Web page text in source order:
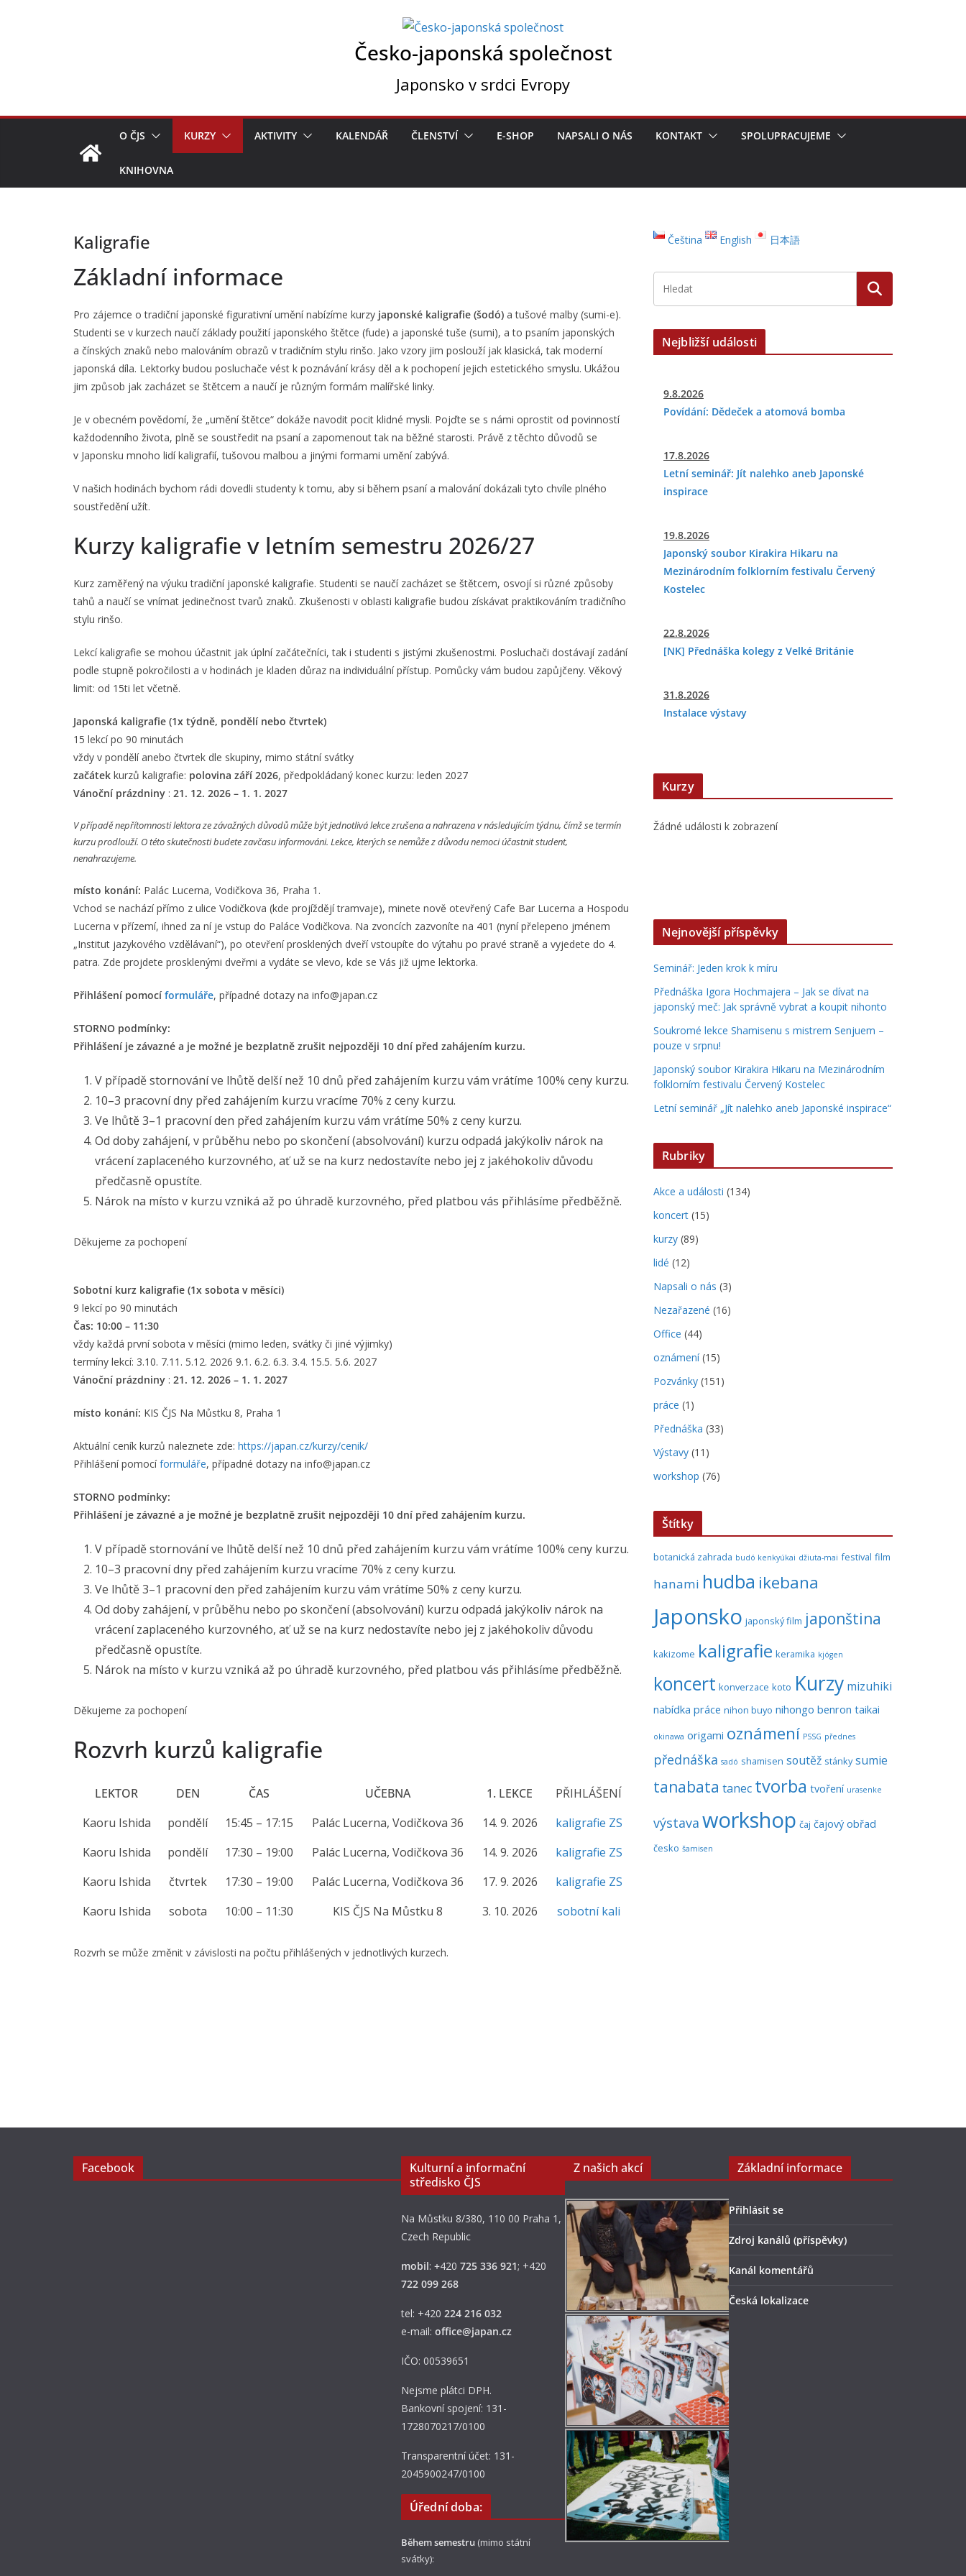
Česko-japonská společnost
Japonsko v srdci Evropy
O ČJS KURZY AKTIVITY KALENDÁŘ ČLENSTVÍ E-SHOP NAPSALI O NÁS KONTAKT SPOLUPRACUJEME
KNIHOVNA
Kaligrafie
Základní informace
Pro zájemce o tradiční japonské figurativní umění nabízíme kurzy japonské kaligrafie (šodó) a tušové malby (sumi-e).
Studenti se v kurzech naučí základy použití japonského štětce (fude) a japonské tuše (sumi), a to psaním japonských
a čínských znaků nebo malováním obrazů v tradičním stylu rinšo. Jako vzory jim poslouží jak klasická, tak moderní
japonská díla. Lektorky budou posluchače vést k poznávání krásy děl a k pochopení jejich estetického smyslu. Ukážou
jim způsob jak zacházet se štětcem a naučí je různým formám malířské linky.
Je v obecném povědomí, že „umění štětce“ dokáže navodit pocit klidné mysli. Pojďte se s námi oprostit od povinností
každodenního života, plně se soustředit na psaní a zapomenout tak na běžné starosti. Právě z těchto důvodů se
v Japonsku mnoho lidí kaligrafií, tušovou malbou a jinými formami umění zabývá.
V našich hodinách bychom rádi dovedli studenty k tomu, aby si během psaní a malování dokázali tyto chvíle plného
soustředění užít.
Kurzy kaligrafie v letním semestru 2026/27
Kurz zaměřený na výuku tradiční japonské kaligrafie. Studenti se naučí zacházet se štětcem, osvojí si různé způsoby
tahů a naučí se vnímat jedinečnost tvarů znaků. Zkušenosti v oblasti kaligrafie budou získávat praktikováním tradičního
stylu rinšo.
Lekcí kaligrafie se mohou účastnit jak úplní začátečníci, tak i studenti s jistými zkušenostmi. Posluchači dostávají zadání
podle stupně pokročilosti a v hodinách je kladen důraz na individuální přístup. Pomůcky vám budou zapůjčeny. Věkový
limit: od 15ti let včetně.
Japonská kaligrafie (1x týdně, pondělí nebo čtvrtek)
15 lekcí po 90 minutách
vždy v pondělí anebo čtvrtek dle skupiny, mimo státní svátky
začátek kurzů kaligrafie: polovina září 2026, předpokládaný konec kurzu: leden 2027
Vánoční prázdniny : 21. 12. 2026 – 1. 1. 2027
Vpřípaděnepřítomnosti lektoraze závažných důvodůmůže být jednotlivá lekce zrušena a nahrazena v následujícím týdnu, čímž se termín
kurzu prodlouží. O této skutečnosti budete zavčasu informováni. Lekce, kterých se nemůže z důvodu nemoci účastnit student,
nenahrazujeme.
místo konání: Palác Lucerna, Vodičkova 36, Praha 1.
Vchod se nachází přímo z ulice Vodičkova (kde projíždějí tramvaje), minete nově otevřený Cafe Bar Lucerna a Hospodu
Lucerna v přízemí, ihned za ní je vstup do Paláce Vodičkova. Na zvoncích zazvoníte na 401 (nyní přelepeno jménem
„Institut jazykového vzdělávaní“), po otevření prosklených dveří vstoupíte do výtahu po pravé straně a vyjedete do 4.
patra. Zde projdete prosklenými dveřmi a vydáte se vlevo, kde se Vás již ujme lektorka.
Přihlášení pomocí formuláře, případné dotazy na info@japan.cz
STORNO podmínky:
Přihlášení je závazné a je možné je bezplatně zrušit nejpozději 10 dní před zahájením kurzu.
V případě stornování ve lhůtě delší než 10 dnů před zahájením kurzu vám vrátíme 100% ceny kurzu.
10–3 pracovní dny před zahájením kurzu vracíme 70% z ceny kurzu.
Ve lhůtě 3–1 pracovní den před zahájením kurzu vám vrátíme 50% z ceny kurzu.
Od doby zahájení, v průběhu nebo po skončení (absolvování) kurzu odpadá jakýkoliv nárok na
vrácení zaplaceného kurzovného, ať už se na kurz nedostavíte nebo jej z jakéhokoliv důvodu
předčasně opustíte.
Nárok na místo v kurzu vzniká až po úhradě kurzovného, před platbou vás přihlásíme předběžně.
Děkujeme za pochopení
Sobotní kurz kaligrafie (1x sobota v měsíci)
9 lekcí po 90 minutách
Čas: 10:00 – 11:30
vždy každá první sobota v měsíci (mimo leden, svátky či jiné výjimky)
termíny lekcí: 3.10. 7.11. 5.12. 2026 9.1. 6.2. 6.3. 3.4. 15.5. 5.6. 2027
Vánoční prázdniny : 21. 12. 2026 – 1. 1. 2027
místo konání: KIS ČJS Na Můstku 8, Praha 1
Aktuální ceník kurzů naleznete zde: https://japan.cz/kurzy/cenik/
Přihlášení pomocíformuláře, případné dotazy na info@japan.cz
STORNO podmínky:
Přihlášení je závazné a je možné je bezplatně zrušit nejpozději 10 dní před zahájením kurzu.
V případě stornování ve lhůtě delší než 10 dnů před zahájením kurzu vám vrátíme 100% ceny kurzu.
10–3 pracovní dny před zahájením kurzu vracíme 70% z ceny kurzu.
Ve lhůtě 3–1 pracovní den před zahájením kurzu vám vrátíme 50% z ceny kurzu.
Od doby zahájení, v průběhu nebo po skončení (absolvování) kurzu odpadá jakýkoliv nárok na
vrácení zaplaceného kurzovného, ať už se na kurz nedostavíte nebo jej z jakéhokoliv důvodu
předčasně opustíte.
Nárok na místo v kurzu vzniká až po úhradě kurzovného, před platbou vás přihlásíme předběžně.
Děkujeme za pochopení
Rozvrh kurzů kaligrafie
LEKTOR DEN ČAS UČEBNA 1. LEKCE
PŘIHLÁŠENÍ
Kaoru Ishida
pondělí 15:45 – 17:15 Palác Lucerna, Vodičkova 36 14. 9. 2026
kaligrafie ZS
Kaoru Ishida
pondělí 17:30 – 19:00 Palác Lucerna, Vodičkova 36 14. 9. 2026
kaligrafie ZS
Kaoru Ishida
čtvrtek 17:30 – 19:00 Palác Lucerna, Vodičkova 36 17. 9. 2026
kaligrafie ZS
Kaoru Ishida
sobota 10:00 – 11:30 KIS ČJS Na Můstku 8 3. 10. 2026 sobotní kali
Rozvrh se může změnit v závislosti na počtu přihlášených v jednotlivých kurzech.
Čeština English 日本語
Nejbližší události
9.8.2026
Povídání: Dědeček a atomová bomba
17.8.2026
Letní seminář: Jít nalehko aneb Japonské
inspirace
19.8.2026
Japonský soubor Kirakira Hikaru na
Mezinárodním folklorním festivalu Červený
Kostelec
22.8.2026
[NK] Přednáška kolegy z Velké Británie
31.8.2026
Instalace výstavy
Kurzy
Žádné události k zobrazení
Nejnovější příspěvky
Seminář: Jeden krok k míru
Přednáška Igora Hochmajera – Jak se dívat na
japonský meč: Jak správně vybrat a koupit nihonto
Soukromé lekce Shamisenu s mistrem Senjuem –
pouze v srpnu!
Japonský soubor Kirakira Hikaru na Mezinárodním
folklorním festivalu Červený Kostelec
Letní seminář „Jít nalehko aneb Japonské inspirace“
Rubriky
Akce a události (134)
koncert (15)
kurzy (89)
lidé (12)
Napsali o nás (3)
Nezařazené (16)
Office (44)
oznámení(15)
Pozvánky (151)
práce (1)
Přednáška (33)
Výstavy (11)
workshop (76)
Štítky
botanická zahrada budó kenkyúkai džiuta-mai festival film
hanami hudba ikebana
Japonsko japonský film japonština
kakizome kaligrafie keramika kjógen
koncert konverzace koto Kurzy mizuhiki
nabídka práce nihon buyo nihongo benron taikai
okinawa origami oznámení PSSG přednes
přednáška sadó shamisen soutěž stánky sumie
tanabata tanec tvorba tvoření urasenke
výstava workshop čaj čajový obřad
česko šamisen
Facebook
Kulturní a informační
středisko ČJS
Na Můstku 8/380, 110 00 Praha 1,
Czech Republic
mobil: +420 725 336 921; +420
722 099 268
tel: +420 224 216 032
e-mail: office@japan.cz
IČO: 00539651
Nejsme plátci DPH.
Bankovní spojení: 131-
1728070217/0100
Transparentní účet: 131-
2045900247/0100
Úřední doba:
Během semestru (mimo státní
svátky):
Z našich akcí Základní informace
Přihlásit se
Zdroj kanálů (příspěvky)
Kanál komentářů
Česká lokalizace